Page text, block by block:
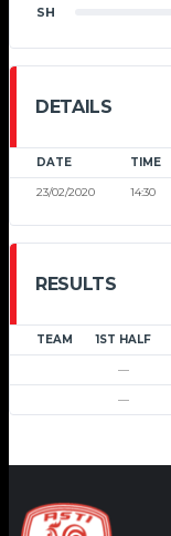
SH
DETAILS
DATE TIME
23/02/2020 14:30
RESULTS
TEAM 1ST HALF
—
—